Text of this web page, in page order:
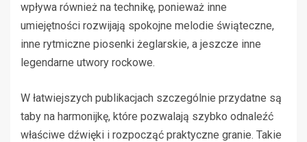
wpływa również na technikę, ponieważ inne
umiejętności rozwijają spokojne melodie świąteczne,
inne rytmiczne piosenki żeglarskie, a jeszcze inne
legendarne utwory rockowe.
W łatwiejszych publikacjach szczególnie przydatne są
taby na harmonijkę, które pozwalają szybko odnaleźć
właściwe dźwięki i rozpocząć praktyczne granie. Takie